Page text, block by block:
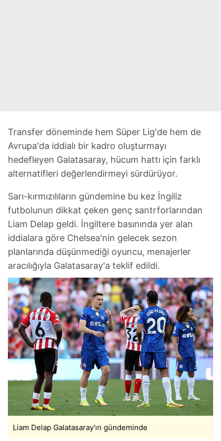
Transfer döneminde hem Süper Lig'de hem de
Avrupa'da iddialı bir kadro oluşturmayı
hedefleyen Galatasaray, hücum hattı için farklı
alternatifleri değerlendirmeyi sürdürüyor.
Sarı-kırmızılıların gündemine bu kez İngiliz
futbolunun dikkat çeken genç santrforlarından
Liam Delap geldi. İngiltere basınında yer alan
iddialara göre Chelsea'nin gelecek sezon
planlarında düşünmediği oyuncu, menajerler
aracılığıyla Galatasaray'a teklif edildi.
Liam Delap Galatasaray'ın gündeminde